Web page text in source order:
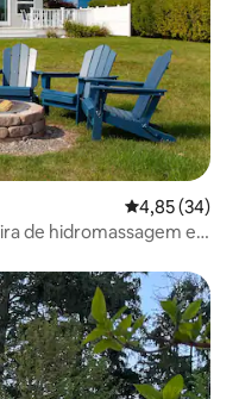
4,85 de uma
4,85 (34)
de hidromassagem e